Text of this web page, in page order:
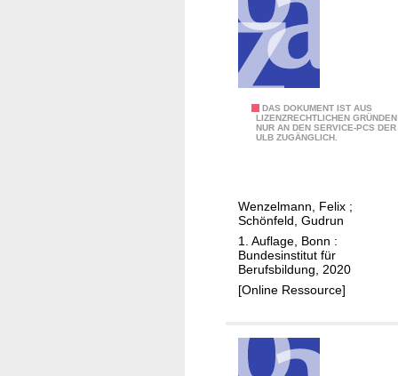
n
d
m
ä
i
s
c
h
e
V
e
b
i
,
L
e
r
n
o
DAS DOKUMENT IST AUS
LIZENZRECHTLICHEN GRÜNDEN
NUR AN DEN SERVICE-PCS DER
ULB ZUGÄNGLICH.
D
a
t
e
n
a
Wenzelmann, Felix ;
Schönfeld, Gudrun
1. Auflage, Bonn :
Bundesinstitut für
Berufsbildung, 2020
[Online Ressource]